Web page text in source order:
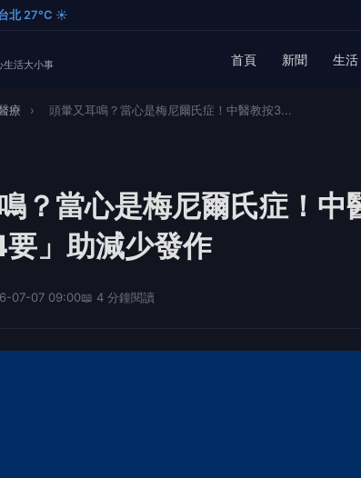
北 27°C ☀️
生活大小事 首頁 新聞 生活
療 › 頭暈又耳鳴？當心是梅尼爾氏症！中醫教按3...
？當心是梅尼爾氏症！
」助減少發作
07-07 09:00📖 4 分鐘閱讀